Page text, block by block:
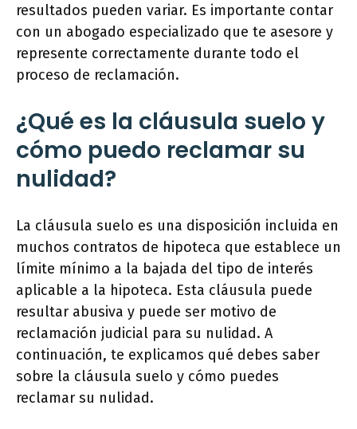
resultados pueden variar. Es importante contar
con un abogado especializado que te asesore y
represente correctamente durante todo el
proceso de reclamación.
¿Qué es la cláusula suelo y
cómo puedo reclamar su
nulidad?
La cláusula suelo es una disposición incluida en
muchos contratos de hipoteca que establece un
límite mínimo a la bajada del tipo de interés
aplicable a la hipoteca. Esta cláusula puede
resultar abusiva y puede ser motivo de
reclamación judicial para su nulidad. A
continuación, te explicamos qué debes saber
sobre la cláusula suelo y cómo puedes
reclamar su nulidad.